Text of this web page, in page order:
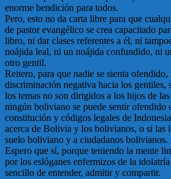
enorme bendición para todos.
Pero, esto no da carta libre para que
de pastor evangélico se crea capacitado
libro, ni dar clases referentes a él, ni
noájida leal, ni un noájida confundido, ni
otro gentil.
Reitero, para que nadie se sienta
discriminación negativa hacia los gentiles,
los temas no son dirigidos a los hijos de
ningún boliviano se puede sentir ofendido
constitución y códigos legales de
acerca de Bolivia y los bolivianos, o si las
suelo boliviano y a ciudadanos bolivianos.
Espero que sí, porque teniendo la mente
por los eslóganes enfermizos de la
sencillo de entender, admitir y compartir.